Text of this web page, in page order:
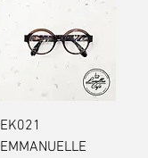
EK021
EMMANUELLE